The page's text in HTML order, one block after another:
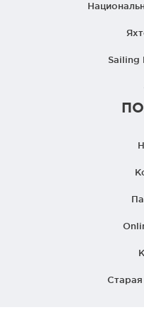
Sailing
Старая